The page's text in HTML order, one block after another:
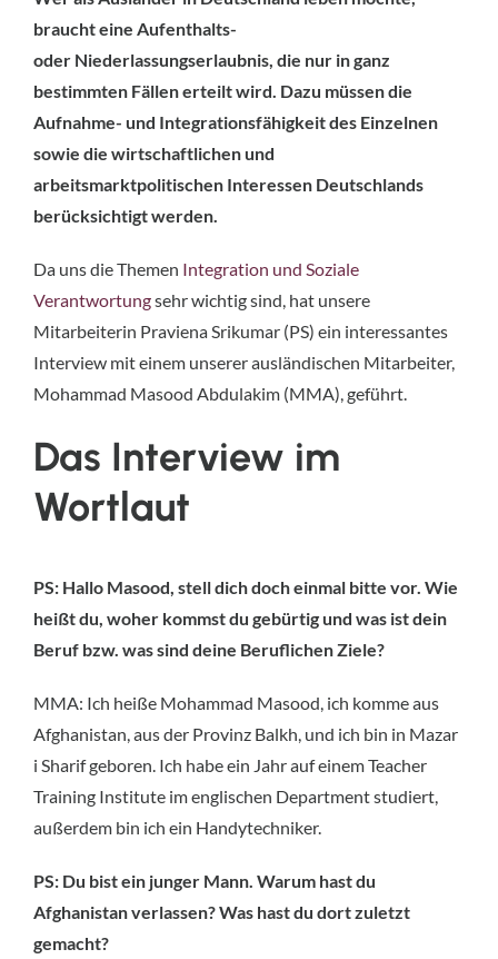
braucht eine Aufenthalts-
oder Niederlassungserlaubnis, die nur in ganz
bestimmten Fällen erteilt wird. Dazu müssen die
Aufnahme- und Integrationsfähigkeit des Einzelnen
sowie die wirtschaftlichen und
arbeitsmarktpolitischen Interessen Deutschlands
berücksichtigt werden.
Da uns die Themen Integration und Soziale
Verantwortungsehr wichtig sind, hat unsere
Mitarbeiterin Praviena Srikumar (PS) ein interessantes
Interview mit einem unserer ausländischen Mitarbeiter,
Mohammad Masood Abdulakim (MMA), geführt.
Das Interview im
Wortlaut
PS: Hallo Masood, stell dich doch einmal bitte vor. Wie
heißt du, woher kommst du gebürtig und was ist dein
Beruf bzw. was sind deine Beruflichen Ziele?
MMA: Ich heiße Mohammad Masood, ich komme aus
Afghanistan, aus der Provinz Balkh, und ich bin in Mazar
i Sharif geboren. Ich habe ein Jahr auf einem Teacher
Training Institute im englischen Department studiert,
außerdem bin ich ein Handytechniker.
PS: Du bist ein junger Mann. Warum hast du
Afghanistan verlassen? Was hast du dort zuletzt
gemacht?